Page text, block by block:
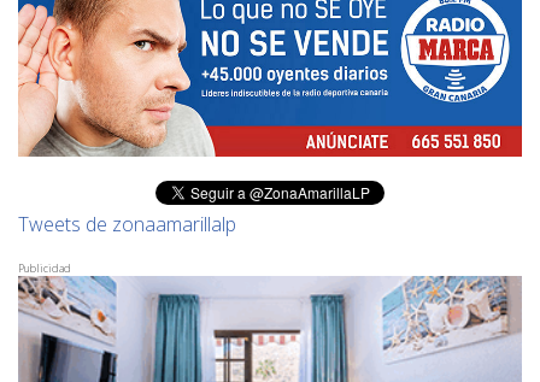
Tweets de zonaamarillalp
Publicidad